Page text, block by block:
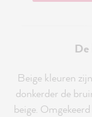
Beige kleuren
donkerder de
beige.